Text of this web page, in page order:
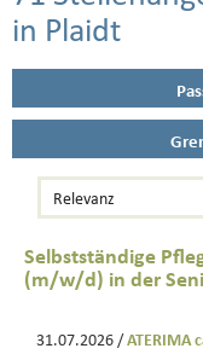
in Plaidt
Selbstständige
(m/w/d) in der
31.07.2026 / ATERIMA